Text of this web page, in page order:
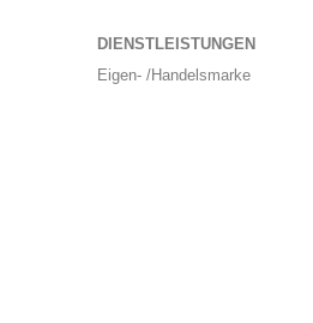
DIENSTLEISTUNGEN
Eigen- /Handelsmarke